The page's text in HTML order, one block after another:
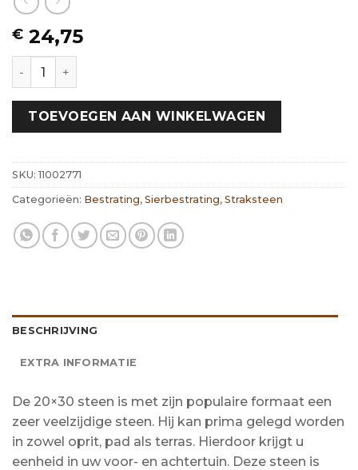
€ 24,75
Straksteen | 20x30x5cm | antraciet hoeveelheid
TOEVOEGEN AAN WINKELWAGEN
SKU:11002771
Categorieën: Bestrating, Sierbestrating, Straksteen
BESCHRIJVING
EXTRA INFORMATIE
De 20×30 steen is met zijn populaire formaat een
zeer veelzijdige steen. Hij kan prima gelegd worden
in zowel oprit, pad als terras. Hierdoor krijgt u
eenheid in uw voor- en achtertuin. Deze steen is